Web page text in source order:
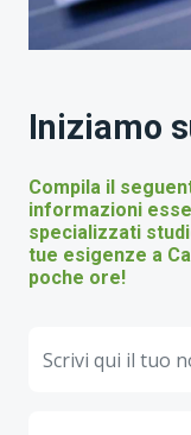
Iniziamo
Compila il
informazioni
specializzati
tue esigenze a
poche ore!